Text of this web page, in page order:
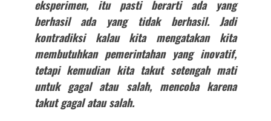
eksperimen, itu pasti berarti ada yang
berhasil ada yang tidak berhasil. Jadi
kontradiksi kalau kita mengatakan kita
membutuhkan pemerintahan yang inovatif,
tetapi kemudian kita takut setengah mati
untuk gagal atau salah, mencoba karena
takut gagal atau salah.